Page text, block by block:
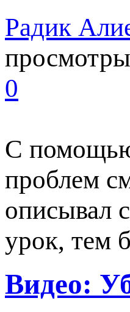
Радик
0
С помощью
проблем
описывал
урок, тем
Видео: